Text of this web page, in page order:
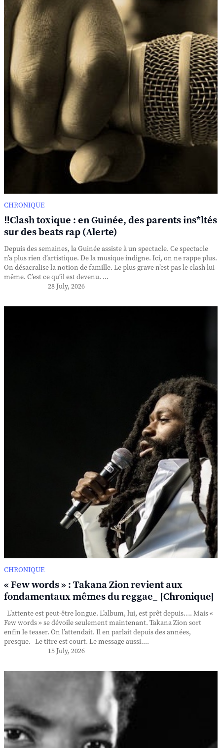
CHRONIQUE
‼️Clash toxique : en Guinée, des parents ins*ltés
sur des beats rap (Alerte)
Depuis des semaines, la Guinée assiste à un spectacle. Ce spectacle
n’a plus rien d’artistique. De la musique indigne. Ici, on ne rappe plus.
On désacralise la notion de famille. Le plus grave n’est pas le clash lui-
même. C’est ce qu’il est devenu. ...
28 July, 2026
CHRONIQUE
« Few words » : Takana Zion revient aux
fondamentaux mêmes du reggae_ [Chronique]
L’attente est peut-être longue. L’album, lui, est prêt depuis…. Mais «
Few words » se dévoile seulement maintenant. Takana Zion sort
enfin le teaser. On l’attendait. Il en parlait depuis des années,
presque. Le titre est court. Le message aussi....
15 July, 2026